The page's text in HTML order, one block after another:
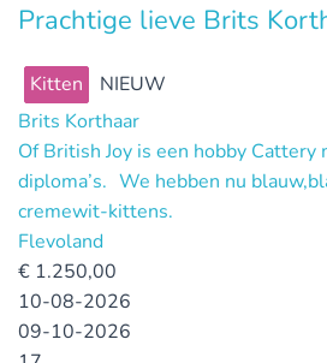
Prachtige lieve Brits
Kitten
NIEUW
Brits Korthaar
Of British Joy is een hobby Cattery
diploma’s. We hebben nu
cremewit-kittens.
Flevoland
€ 1.250,00
10-08-2026
09-10-2026